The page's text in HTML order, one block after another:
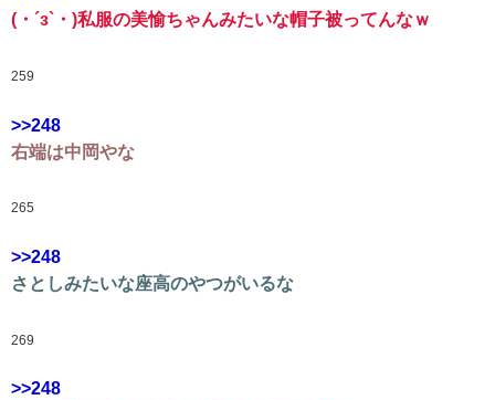
(・´з`・)私服の美愉ちゃんみたいな帽子被ってんなｗ
259
>>248
右端は中岡やな
265
>>248
さとしみたいな座高のやつがいるな
269
>>248